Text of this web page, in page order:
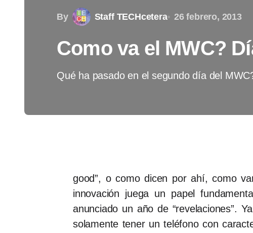
By Staff TECHcetera 26 febrero, 2013
Como va el MWC?
Qué ha pasado en el segundo día del
good”, o como dicen por ahí, como
innovación juega un papel
anunciado un año de “revelaciones”.
solamente tener un teléfono con